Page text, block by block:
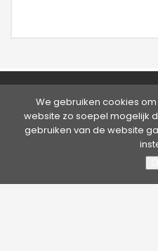
Nederland
Tel. +31 20 65 33 400 - Fax +31
Privacy statement |Terms &
We gebruiken cookies
website zo soepel mogelijk
gebruiken van de website